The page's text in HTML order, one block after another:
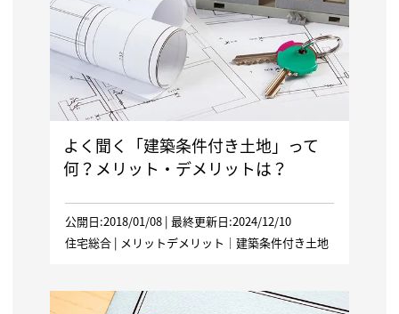
よく聞く「建築条件付き土地」って
何？メリット・デメリットは？
公開日:2018/01/08 | 最終更新日:2024/12/10
住宅総合| メリットデメリット ｜ 建築条件付き土地